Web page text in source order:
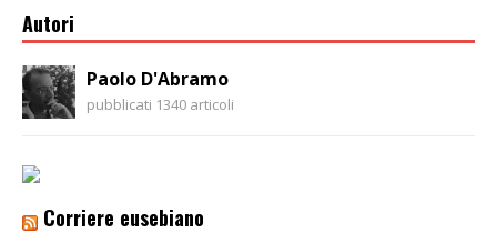
Autori
Paolo D'Abramo
pubblicati 1340 articoli
Corriere eusebiano